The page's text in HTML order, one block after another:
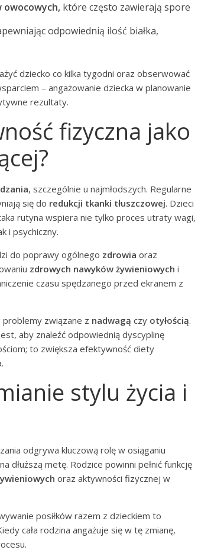
owocowych, które często zawierają spore
odpowiednią ilość białka,
dziecko co kilka tygodni oraz obserwować
– angażowanie dziecka w planowanie
rezultaty.
fizyczna jako
, szczególnie u najmłodszych. Regularne
się do redukcji tkanki tłuszczowej. Dzieci
rutyna wspiera nie tylko proces utraty wagi,
i psychiczny.
do poprawy ogólnego zdrowia oraz
zdrowych nawyków żywieniowych i
czasu spędzanego przed ekranem z
problemy związane z nadwagą czy otyłością.
aby znaleźć odpowiednią dyscyplinę
to zwiększa efektywność diety
stylu życia i
odgrywa kluczową rolę w osiąganiu
na dłuższą metę. Rodzice powinni pełnić funkcję
oraz aktywności fizycznej w
posiłków razem z dzieckiem to
cała rodzina angażuje się w tę zmianę,